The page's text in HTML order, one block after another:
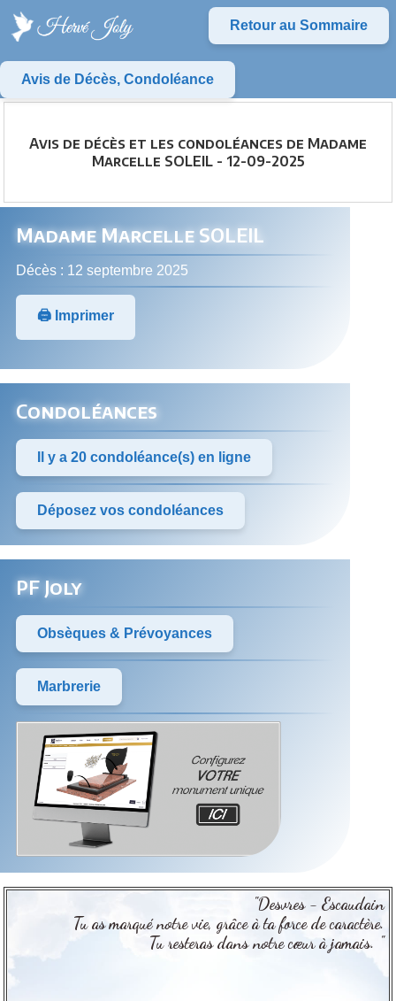
Retour au Sommaire
Avis de Décès, Condoléance
Avis de décès et les condoléances de Madame
Marcelle SOLEIL - 12-09-2025
Madame Marcelle SOLEIL
Décès : 12 septembre 2025
🖨️ Imprimer
Condoléances
Il y a 20 condoléance(s) en ligne
Déposez vos condoléances
PF Joly
Obsèques & Prévoyances
Marbrerie
"Desvres - Escaudain
Tu as marqué notre vie, grâce à ta force de caractère.
Tu resteras dans notre cœur à jamais. "